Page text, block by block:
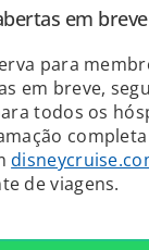
em breve
para
em breve,
todos os
de viagens.